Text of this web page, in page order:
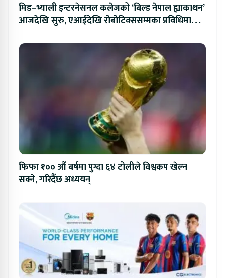
मिड–भ्याली इन्टरनेसनल कलेजको ‘बिल्ड नेपाल ह्याकाथन’
आजदेखि सुरु, एआईदेखि रोबोटिक्ससम्मका प्रविधिमा
फिफा १०० औं बर्षमा पुग्दा ६४ टोलीले विश्वकप खेल्न
सक्ने, गरिदैँछ अध्ययन्